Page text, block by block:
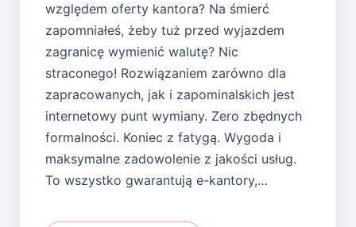
względem oferty kantora? Na śmierć
zapomniałeś, żeby tuż przed wyjazdem
zagranicę wymienić walutę? Nic
straconego! Rozwiązaniem zarówno dla
zapracowanych, jak i zapominalskich jest
internetowy punt wymiany. Zero zbędnych
formalności. Koniec z fatygą. Wygoda i
maksymalne zadowolenie z jakości usług.
To wszystko gwarantują e-kantory,…